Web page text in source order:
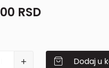
RSD
Dodaj u